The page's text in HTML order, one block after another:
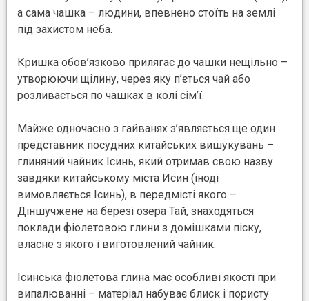
а сама чашка – людини, впевнено стоїть на землі
під захистом неба.
Кришка обов’язково прилягає до чашки нещільно –
утворюючи щілину, через яку п’ється чай або
розливається по чашках в колі сім’ї.
Майже одночасно з гайванях з’являється ще один
представник посудних китайських вишукувань –
глиняний чайник Ісинь, який отримав свою назву
завдяки китайському міста Исин (іноді
вимовляється Ісинь), в передмісті якого –
Діншучжене на березі озера Тай, знаходяться
поклади фіолетовою глини з домішками піску,
власне з якого і виготовлений чайник.
Ісинська фіолетова глина має особливі якості при
випалюванні – матеріал набуває блиск і пористу